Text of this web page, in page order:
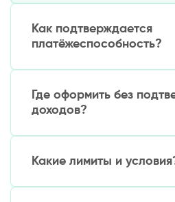
Как подтверждается
платёжеспособность?
Альтернативные методы
Анализ банковской
операций)
Данные из госреестров
Где оформить без
доходов?
Надёжные варианты:
Онлайн-МФО с
Какие лимиты и
Базовые параметры: